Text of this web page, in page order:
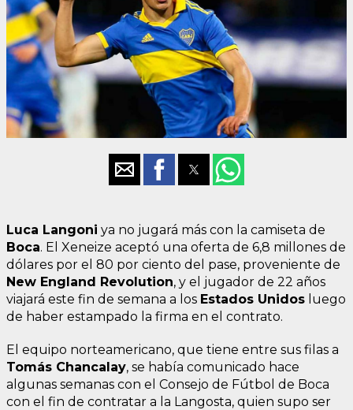
Luca Langoni ya no jugará más con la camiseta de
Boca. El Xeneize aceptó una oferta de 6,8 millones de
dólares por el 80 por ciento del pase, proveniente de
New England Revolution, y el jugador de 22 años
viajará este fin de semana a los Estados Unidos luego
de haber estampado la firma en el contrato.
El equipo norteamericano, que tiene entre sus filas a
Tomás Chancalay, se había comunicado hace
algunas semanas con el Consejo de Fútbol de Boca
con el fin de contratar a la Langosta, quien supo ser